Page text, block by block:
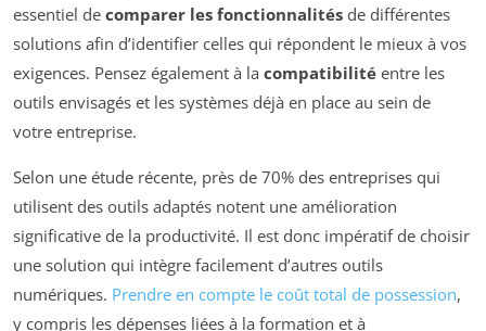
essentiel de comparer les fonctionnalités de différentes
solutions afin d’identifier celles qui répondent le mieux à vos
exigences. Pensez également à la compatibilité entre les
outils envisagés et les systèmes déjà en place au sein de
votre entreprise.
Selon une étude récente, près de 70% des entreprises qui
utilisent des outils adaptés notent une amélioration
significative de la productivité. Il est donc impératif de choisir
une solution qui intègre facilement d’autres outils
numériques. Prendre en compte le coût total de possession,
y compris les dépenses liées à la formation et à